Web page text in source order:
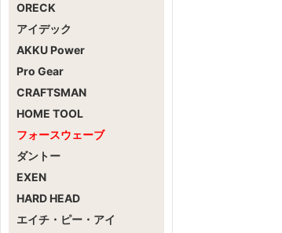
ORECK
アイデック
AKKU Power
Pro Gear
CRAFTSMAN
HOME TOOL
フォースウェーブ
ダントー
EXEN
HARD HEAD
エイチ・ピー・アイ